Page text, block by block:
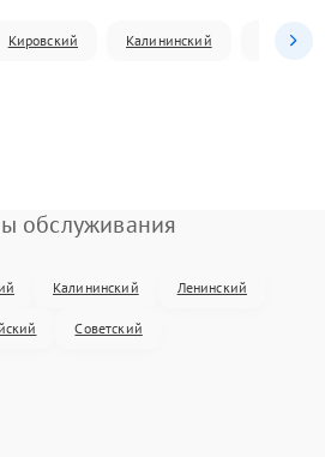
Кировский Калининский
обслуживания
Калининский Ленинский
Советский